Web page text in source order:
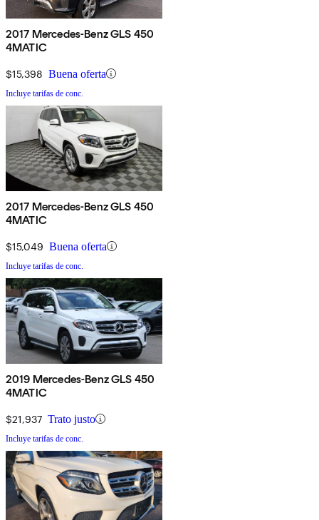
2017 Mercedes-Benz GLS 450
4MATIC
$15,398 Buena oferta
Incluye tarifas de conc.
2017 Mercedes-Benz GLS 450
4MATIC
$15,049 Buena oferta
Incluye tarifas de conc.
2019 Mercedes-Benz GLS 450
4MATIC
$21,937 Trato justo
Incluye tarifas de conc.